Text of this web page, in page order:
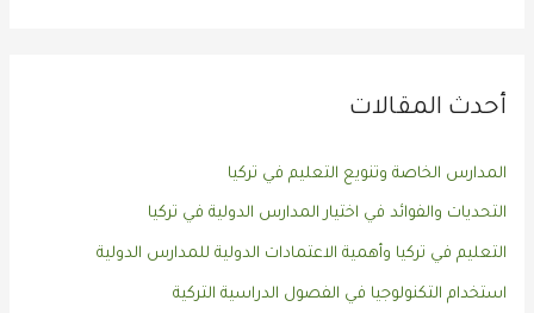
ث
:
أحدث المقالات
المدارس الخاصة وتنويع التعليم في تركيا
التحديات والفوائد في اختيار المدارس الدولية في تركيا
التعليم في تركيا وأهمية الاعتمادات الدولية للمدارس الدولية
استخدام التكنولوجيا في الفصول الدراسية التركية